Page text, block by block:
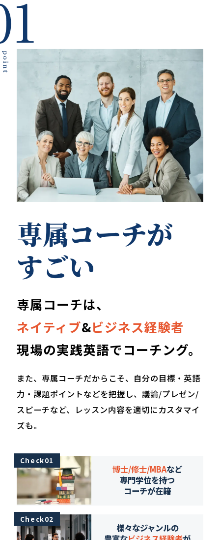
専属コーチが
すごい
専属コーチは、
ネイティブ&ビジネス経験者
現場の実践英語でコーチング。
また、専属コーチだからこそ、自分の目標・英語
力・課題ポイントなどを把握し、議論/プレゼン/
スピーチなど、レッスン内容を適切にカスタマイ
ズも。
Check01
博士/修士/MBAなど
専門学位を持つ
コーチが在籍
Check02
様々なジャンルの